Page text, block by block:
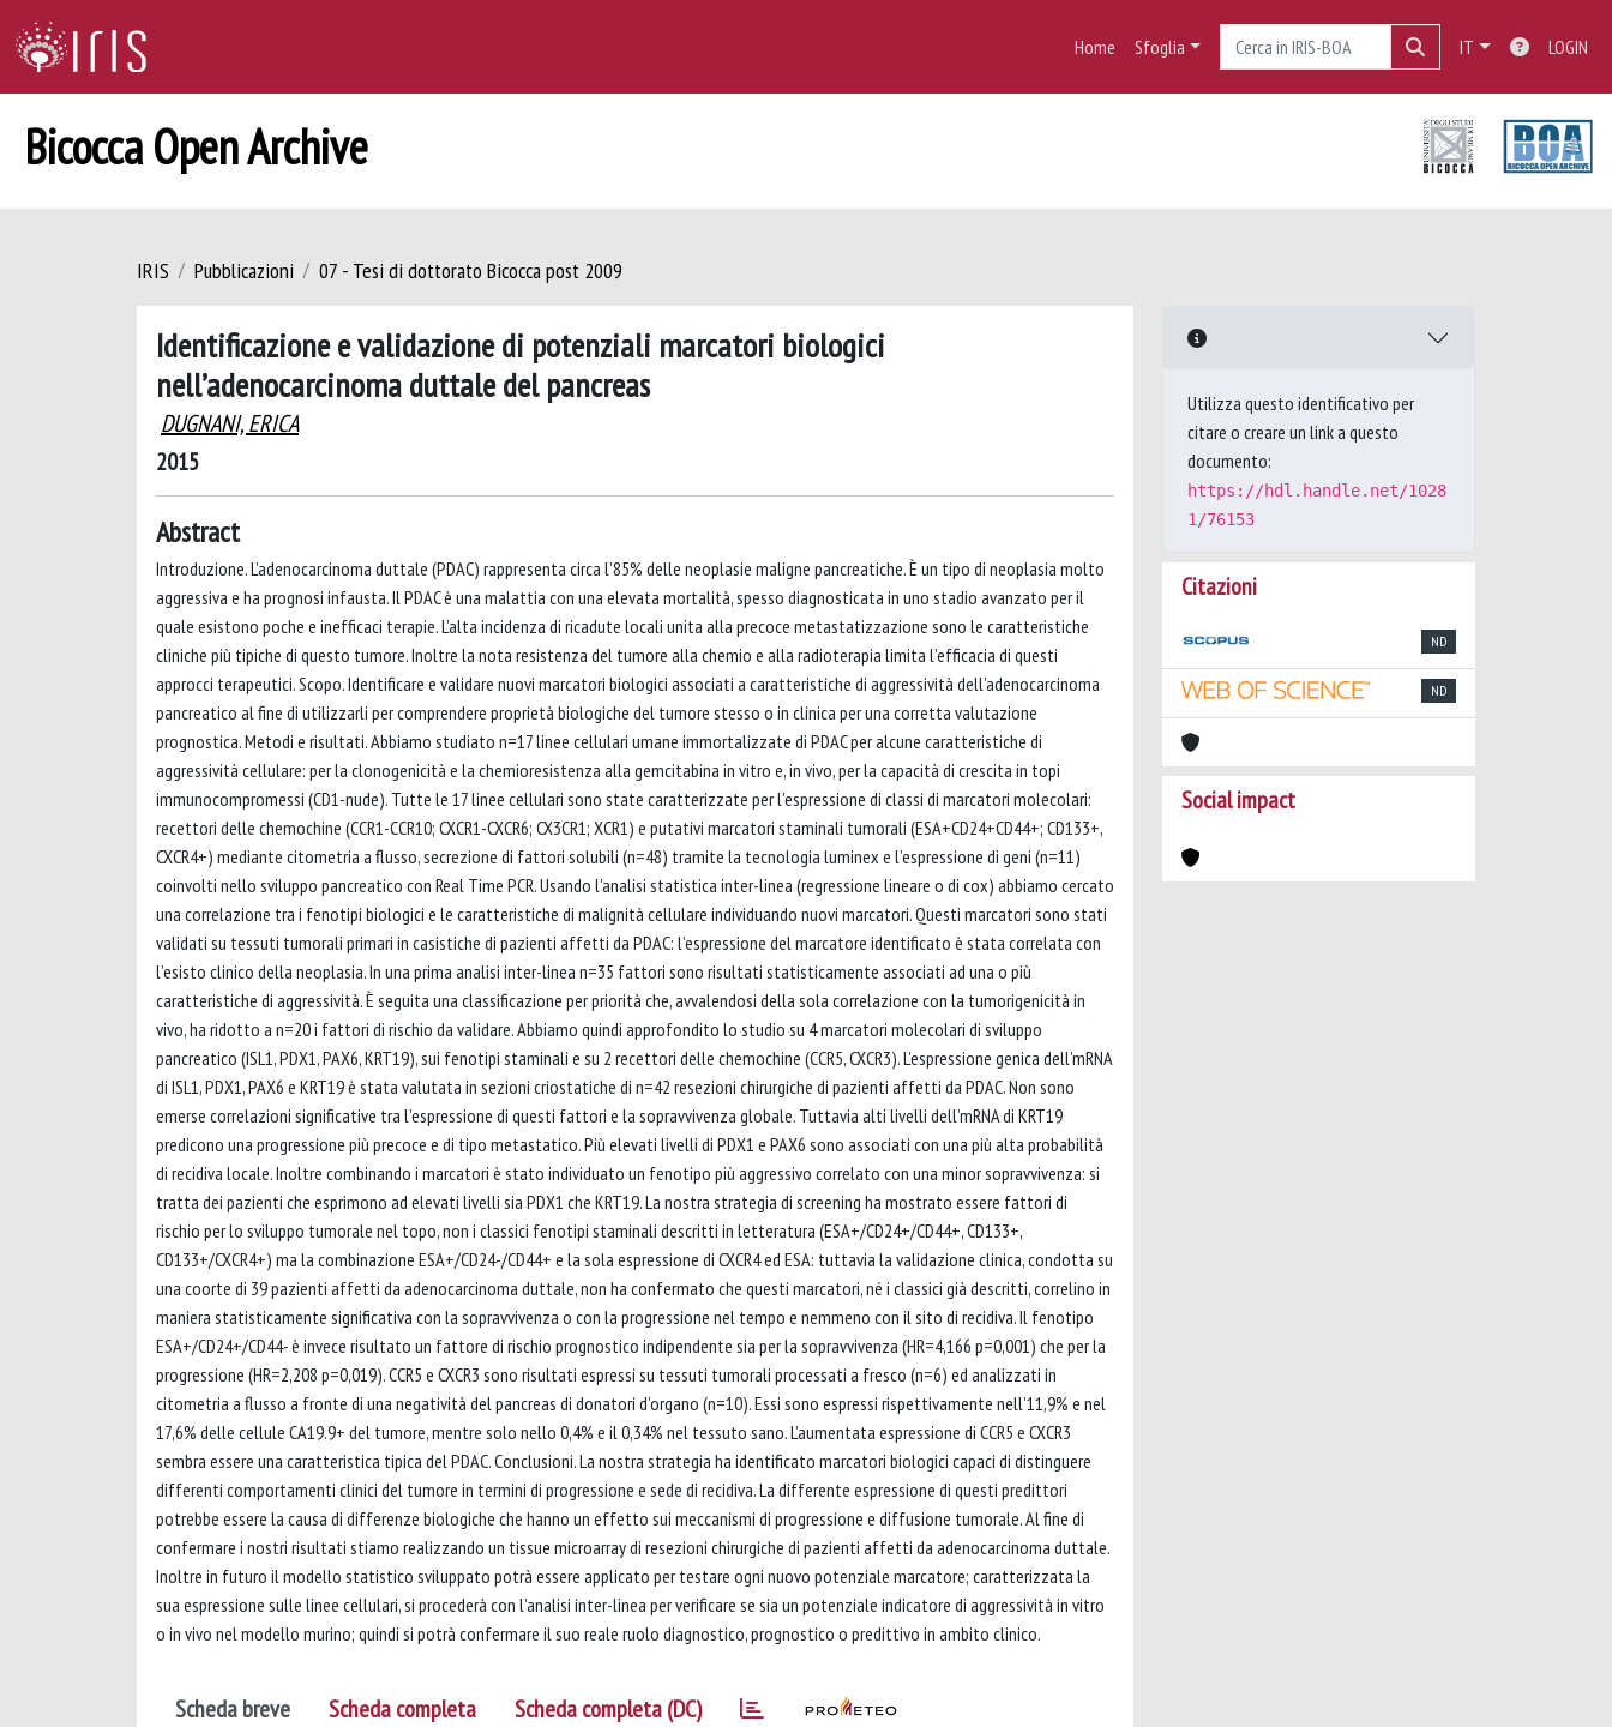
Home Sfoglia IT LOGIN
Bicocca Open Archive
IRIS Pubblicazioni 07 - Tesi di dottorato Bicocca post 2009
Identificazione e validazione di potenziali marcatori biologici
nell’adenocarcinoma duttale del pancreas
DUGNANI, ERICA
2015
Abstract
Introduzione. L’adenocarcinoma duttale (PDAC) rappresenta circa l’85% delle neoplasie maligne pancreatiche. È un tipo di neoplasia molto
aggressiva e ha prognosi infausta. Il PDAC è una malattia con una elevata mortalità, spesso diagnosticata in uno stadio avanzato per il
quale esistono poche e inefficaci terapie. L’alta incidenza di ricadute locali unita alla precoce metastatizzazione sono le caratteristiche
cliniche più tipiche di questo tumore. Inoltre la nota resistenza del tumore alla chemio e alla radioterapia limita l’efficacia di questi
approcci terapeutici. Scopo. Identificare e validare nuovi marcatori biologici associati a caratteristiche di aggressività dell’adenocarcinoma
pancreatico al fine di utilizzarli per comprendere proprietà biologiche del tumore stesso o in clinica per una corretta valutazione
prognostica. Metodi e risultati. Abbiamo studiato n=17 linee cellulari umane immortalizzate di PDAC per alcune caratteristiche di
aggressività cellulare: per la clonogenicità e la chemioresistenza alla gemcitabina in vitro e, in vivo, per la capacità di crescita in topi
immunocompromessi (CD1-nude). Tutte le 17 linee cellulari sono state caratterizzate per l’espressione di classi di marcatori molecolari:
recettori delle chemochine (CCR1-CCR10; CXCR1-CXCR6; CX3CR1; XCR1) e putativi marcatori staminali tumorali (ESA+CD24+CD44+; CD133+,
CXCR4+) mediante citometria a flusso, secrezione di fattori solubili (n=48) tramite la tecnologia luminex e l’espressione di geni (n=11)
coinvolti nello sviluppo pancreatico con Real Time PCR. Usando l’analisi statistica inter-linea (regressione lineare o di cox) abbiamo cercato
una correlazione tra i fenotipi biologici e le caratteristiche di malignità cellulare individuando nuovi marcatori. Questi marcatori sono stati
validati su tessuti tumorali primari in casistiche di pazienti affetti da PDAC: l’espressione del marcatore identificato è stata correlata con
l’esisto clinico della neoplasia. In una prima analisi inter-linea n=35 fattori sono risultati statisticamente associati ad una o più
caratteristiche di aggressività. È seguita una classificazione per priorità che, avvalendosi della sola correlazione con la tumorigenicità in
vivo, ha ridotto a n=20 i fattori di rischio da validare. Abbiamo quindi approfondito lo studio su 4 marcatori molecolari di sviluppo
pancreatico (ISL1, PDX1, PAX6, KRT19), sui fenotipi staminali e su 2 recettori delle chemochine (CCR5, CXCR3). L’espressione genica dell’mRNA
di ISL1, PDX1, PAX6 e KRT19 è stata valutata in sezioni criostatiche di n=42 resezioni chirurgiche di pazienti affetti da PDAC. Non sono
emerse correlazioni significative tra l’espressione di questi fattori e la sopravvivenza globale. Tuttavia alti livelli dell’mRNA di KRT19
predicono una progressione più precoce e di tipo metastatico. Più elevati livelli di PDX1 e PAX6 sono associati con una più alta probabilità
di recidiva locale. Inoltre combinando i marcatori è stato individuato un fenotipo più aggressivo correlato con una minor sopravvivenza: si
tratta dei pazienti che esprimono ad elevati livelli sia PDX1 che KRT19. La nostra strategia di screening ha mostrato essere fattori di
rischio per lo sviluppo tumorale nel topo, non i classici fenotipi staminali descritti in letteratura (ESA+/CD24+/CD44+, CD133+,
CD133+/CXCR4+) ma la combinazione ESA+/CD24-/CD44+ e la sola espressione di CXCR4 ed ESA: tuttavia la validazione clinica, condotta su
una coorte di 39 pazienti affetti da adenocarcinoma duttale, non ha confermato che questi marcatori, né i classici già descritti, correlino in
maniera statisticamente significativa con la sopravvivenza o con la progressione nel tempo e nemmeno con il sito di recidiva. Il fenotipo
ESA+/CD24+/CD44- è invece risultato un fattore di rischio prognostico indipendente sia per la sopravvivenza (HR=4,166 p=0,001) che per la
progressione (HR=2,208 p=0,019). CCR5 e CXCR3 sono risultati espressi su tessuti tumorali processati a fresco (n=6) ed analizzati in
citometria a flusso a fronte di una negatività del pancreas di donatori d’organo (n=10). Essi sono espressi rispettivamente nell’11,9% e nel
17,6% delle cellule CA19.9+ del tumore, mentre solo nello 0,4% e il 0,34% nel tessuto sano. L’aumentata espressione di CCR5 e CXCR3
sembra essere una caratteristica tipica del PDAC. Conclusioni. La nostra strategia ha identificato marcatori biologici capaci di distinguere
differenti comportamenti clinici del tumore in termini di progressione e sede di recidiva. La differente espressione di questi predittori
potrebbe essere la causa di differenze biologiche che hanno un effetto sui meccanismi di progressione e diffusione tumorale. Al fine di
confermare i nostri risultati stiamo realizzando un tissue microarray di resezioni chirurgiche di pazienti affetti da adenocarcinoma duttale.
Inoltre in futuro il modello statistico sviluppato potrà essere applicato per testare ogni nuovo potenziale marcatore; caratterizzata la
sua espressione sulle linee cellulari, si procederà con l’analisi inter-linea per verificare se sia un potenziale indicatore di aggressività in vitro
o in vivo nel modello murino; quindi si potrà confermare il suo reale ruolo diagnostico, prognostico o predittivo in ambito clinico.
Scheda breve Scheda completa Scheda completa (DC)
Utilizza questo identificativo per
citare o creare un link a questo
documento:
https://hdl.handle.net/1028
1/76153
Citazioni
ND
ND
Social impact